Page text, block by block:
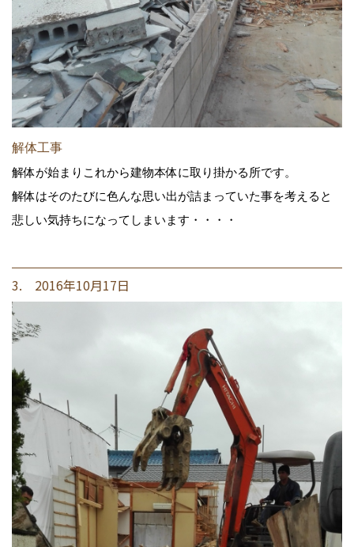
解体工事
解体が始まりこれから建物本体に取り掛かる所です。
解体はそのたびに色んな思い出が詰まっていた事を考えると
悲しい気持ちになってしまいます・・・・
3. 2016年10月17日